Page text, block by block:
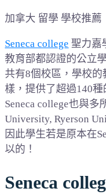
加拿大 留學 學校推薦
Seneca college 聖力嘉
教育部都認證的公立
共有8個校區，學校
樣，提供了超過140
Seneca college也與
University, Ryerson
因此學生若是原本在
以的！
Seneca